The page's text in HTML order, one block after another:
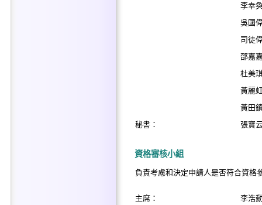
李幸
吳國
司徒
邵嘉
杜美
黃麗
黃田
秘書：
張寶
資格審核小組
負責考慮和決定申請人是否符合資格
主席：
李浩